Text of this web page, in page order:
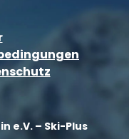
e.V. – Ski-Plus